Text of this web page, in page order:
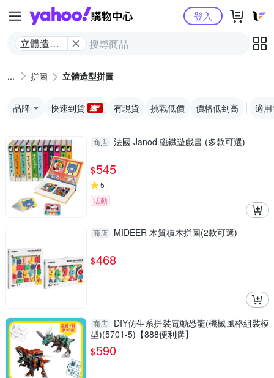
Yahoo購物中心
立體造型
登入
拼圖 立體造型拼圖
品牌 快速到貨 有現貨 挑戰低價 價格低到高 適
商店 法國 Janod 磁鐵遊戲書 (多款可選)
$545
5
活動
商店 MIDEER 木質積木拼圖(2款可選)
$468
商店
DIY仿生系拼裝電動恐龍(機械風格組裝模
型)(5701-5)【888便利購】
$590